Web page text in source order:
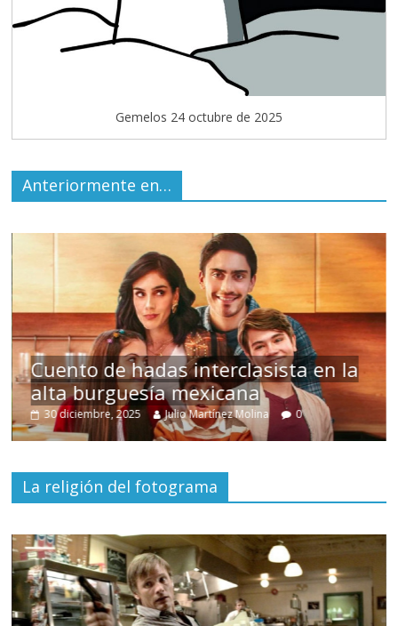
Gemelos 24 octubre de 2025
Anteriormente en…
Cuento de hadas interclasista en la
alta burguesía mexicana
30 diciembre, 2025 Julio Martínez Molina 0
La religión del fotograma